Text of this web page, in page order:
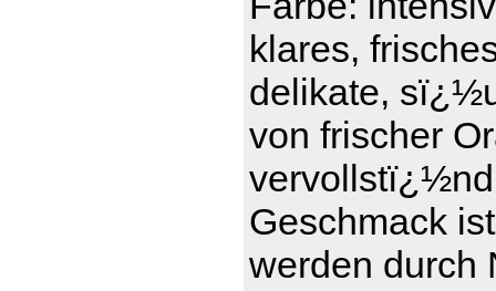
klares,
delikate,
von frischer
Geschmack
werden durch